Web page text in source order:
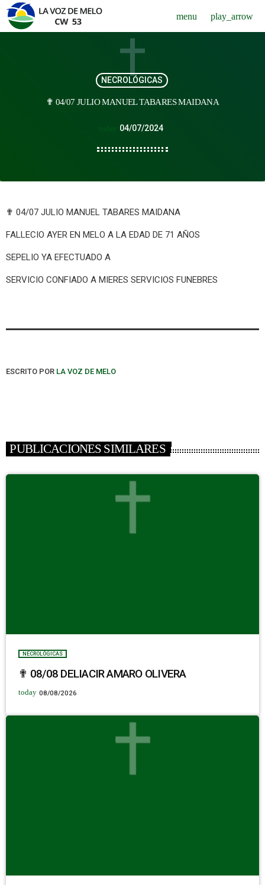
menu play_arrow
NECROLÓGICAS
✟ 04/07 JULIO MANUEL TABARES MAIDANA
today 04/07/2024
✟ 04/07 JULIO MANUEL TABARES MAIDANA
FALLECIO AYER EN MELO A LA EDAD DE 71 AÑOS
SEPELIO YA EFECTUADO A
SERVICIO CONFIADO A MIERES SERVICIOS FUNEBRES
ESCRITO POR LA VOZ DE MELO
PUBLICACIONES SIMILARES
NECROLÓGICAS
✟ 08/08 DELIACIR AMARO OLIVERA
today 08/08/2026